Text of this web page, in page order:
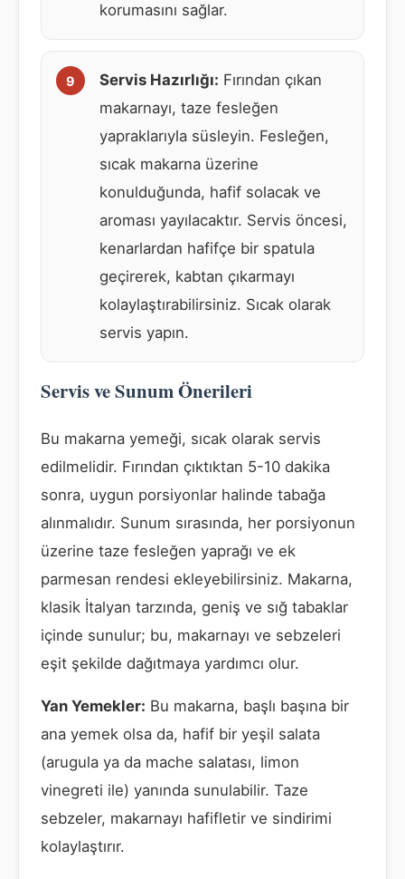
korumasını sağlar.
Servis Hazırlığı: Fırından çıkan
makarnayı, taze fesleğen
yapraklarıyla süsleyin. Fesleğen,
sıcak makarna üzerine
konulduğunda, hafif solacak ve
aroması yayılacaktır. Servis öncesi,
kenarlardan hafifçe bir spatula
geçirerek, kabtan çıkarmayı
kolaylaştırabilirsiniz. Sıcak olarak
servis yapın.
Servis ve Sunum Önerileri
Bu makarna yemeği, sıcak olarak servis
edilmelidir. Fırından çıktıktan 5-10 dakika
sonra, uygun porsiyonlar halinde tabağa
alınmalıdır. Sunum sırasında, her porsiyonun
üzerine taze fesleğen yaprağı ve ek
parmesan rendesi ekleyebilirsiniz. Makarna,
klasik İtalyan tarzında, geniş ve sığ tabaklar
içinde sunulur; bu, makarnayı ve sebzeleri
eşit şekilde dağıtmaya yardımcı olur.
Yan Yemekler: Bu makarna, başlı başına bir
ana yemek olsa da, hafif bir yeşil salata
(arugula ya da mache salatası, limon
vinegreti ile) yanında sunulabilir. Taze
sebzeler, makarnayı hafifletir ve sindirimi
kolaylaştırır.